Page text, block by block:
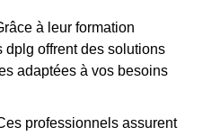
à leur formation
dplg offrent des solutions
adaptées à vos besoins
professionnels assurent